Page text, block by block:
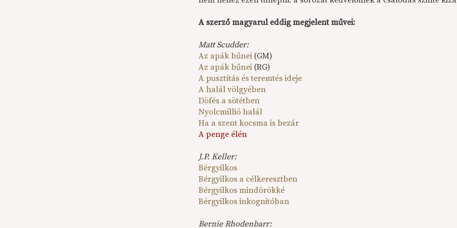
A szerző magyarul eddig megjelent művei:
Matt Scudder:
Az apák bűnei (GM)
Az apák bűnei (RG)
A pusztítás és teremtés ideje
A halál völgyében
Döfés a sötétben
Nyolcmillió halál
Ha a szent kocsma is bezár
A penge élén
J.P. Keller:
Bérgyilkos
Bérgyilkos a célkeresztben
Bérgyilkos mindörökké
Bérgyilkos inkognitóban
Bernie Rhodenbarr: